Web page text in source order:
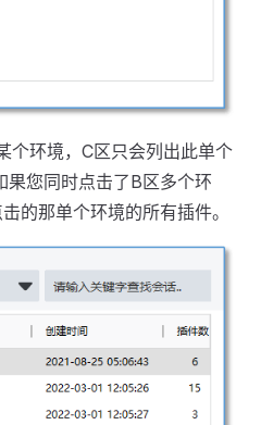
个环境，C区只会列出此单个
果您同时点击了B区多个环
的那单个环境的所有插件。